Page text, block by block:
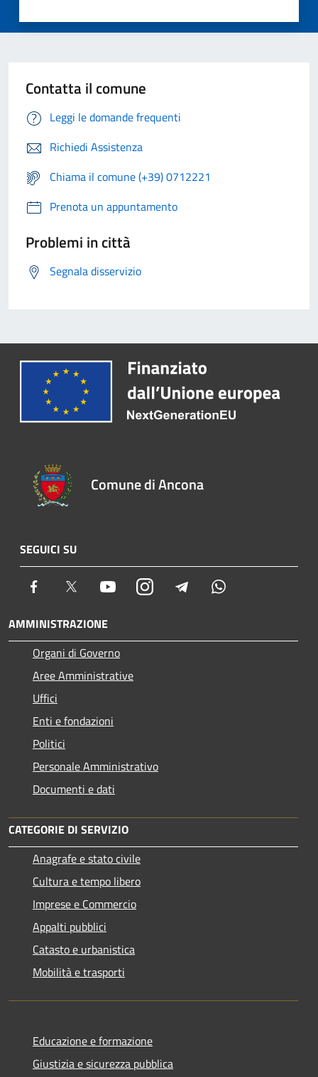
Contatta il comune
Leggi le domande frequenti
Richiedi Assistenza
Chiama il comune (+39) 0712221
Prenota un appuntamento
Problemi in città
Segnala disservizio
Comune di Ancona
SEGUICI SU
Facebook Twitter YoutubeInstagram Telegram
AMMINISTRAZIONE
Organi di Governo
Aree Amministrative
Uffici
Enti e fondazioni
Politici
Personale Amministrativo
Documenti e dati
CATEGORIE DI SERVIZIO
Anagrafe e stato civile
Cultura e tempo libero
Imprese e Commercio
Appalti pubblici
Catasto e urbanistica
Mobilità e trasporti
Educazione e formazione
Giustizia e sicurezza pubblica